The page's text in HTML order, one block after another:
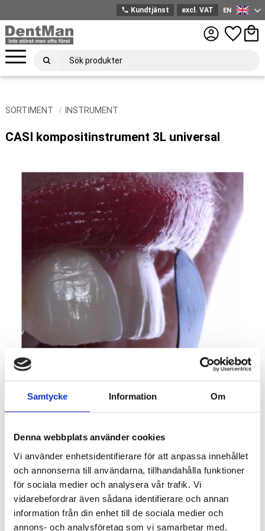
Samtycke Information Om
Denna webbplats använder cookies
Vi använder enhetsidentifierare för att anpassa innehållet
och annonserna till användarna, tillhandahålla funktioner
för sociala medier och analysera vår trafik. Vi
vidarebefordrar även sådana identifierare och annan
information från din enhet till de sociala medier och
annons- och analysföretag som vi samarbetar med.
Menu
phone Kundtjänst excl. VAT
English
EN
Favorites
SORTIMENT INSTRUMENT
CASI kompositinstrument 3L universal
1 125KR
Quantity